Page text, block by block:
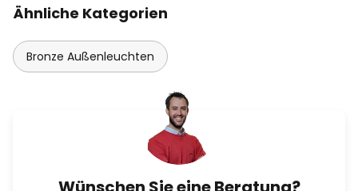
Ähnliche Kategorien
Bronze Außenleuchten